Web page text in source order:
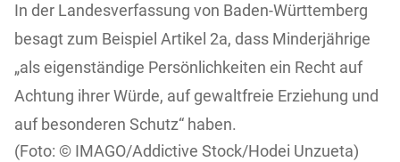
In der Landesverfassung von Baden-Württemberg
besagt zum Beispiel Artikel 2a, dass Minderjährige
„als eigenständige Persönlichkeiten ein Recht auf
Achtung ihrer Würde, auf gewaltfreie Erziehung und
auf besonderen Schutz“ haben.
IMAGO/Addictive Stock/Hodei Unzueta)